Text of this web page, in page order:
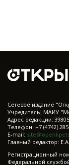
Cетевое издание
Учредитель: МАИУ
Адрес редакции:
Телефон: +7 (4742)
E-mail:
Главный редактор:
Регистрационный
Федеральной